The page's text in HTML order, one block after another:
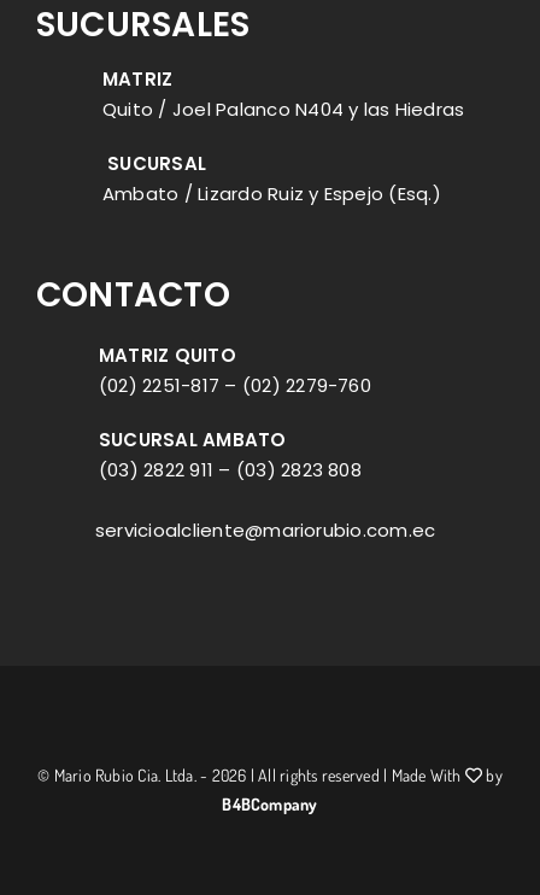
SUCURSALES
MATRIZ
Quito / Joel Palanco N404 y las Hiedras
SUCURSAL
Ambato / Lizardo Ruiz y Espejo (Esq.)
CONTACTO
MATRIZ QUITO
(02) 2251-817 – (02) 2279-760
SUCURSAL AMBATO
(03) 2822 911 – (03) 2823 808
servicioalcliente@mariorubio.com.ec
© Mario Rubio Cia. Ltda. - 2026 | All rights reserved | Made With
by
B4BCompany